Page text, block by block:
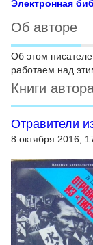
Электронная
Об авторе
Об этом
работаем над
Книги
Отравители
8 октября 2016,